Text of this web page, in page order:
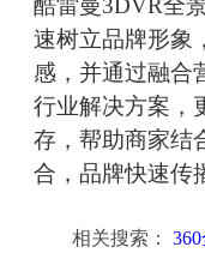
酷雷曼3DVR全
速树立品牌形象
感，并通过融合
行业解决方案，
存，帮助商家结
合，品牌快速传
相关搜索：